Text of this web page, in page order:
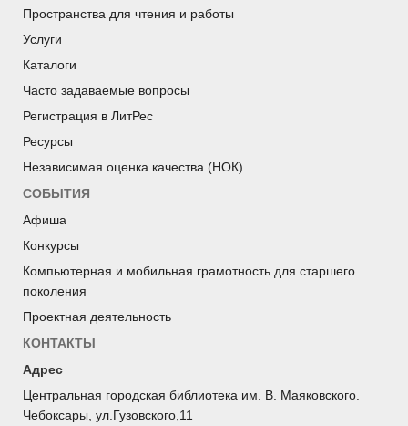
Пространства для чтения и работы
Услуги
Каталоги
Часто задаваемые вопросы
Регистрация в ЛитРес
Ресурсы
Независимая оценка качества (НОК)
СОБЫТИЯ
Афиша
Конкурсы
Компьютерная и мобильная грамотность для старшего
поколения
Проектная деятельность
КОНТАКТЫ
Адрес
Центральная городская библиотека им. В. Маяковского.
Чебоксары, ул.Гузовского,11